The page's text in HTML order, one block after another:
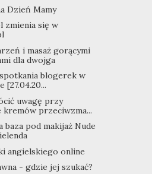
Dzień Mamy
zmienia się w
i masaż gorącymi
dla dwojga
blogerek w
[27.04.20...
uwagę przy
kremów przeciwzma...
baza pod makijaż Nude
angielskiego online
- gdzie jej szukać?